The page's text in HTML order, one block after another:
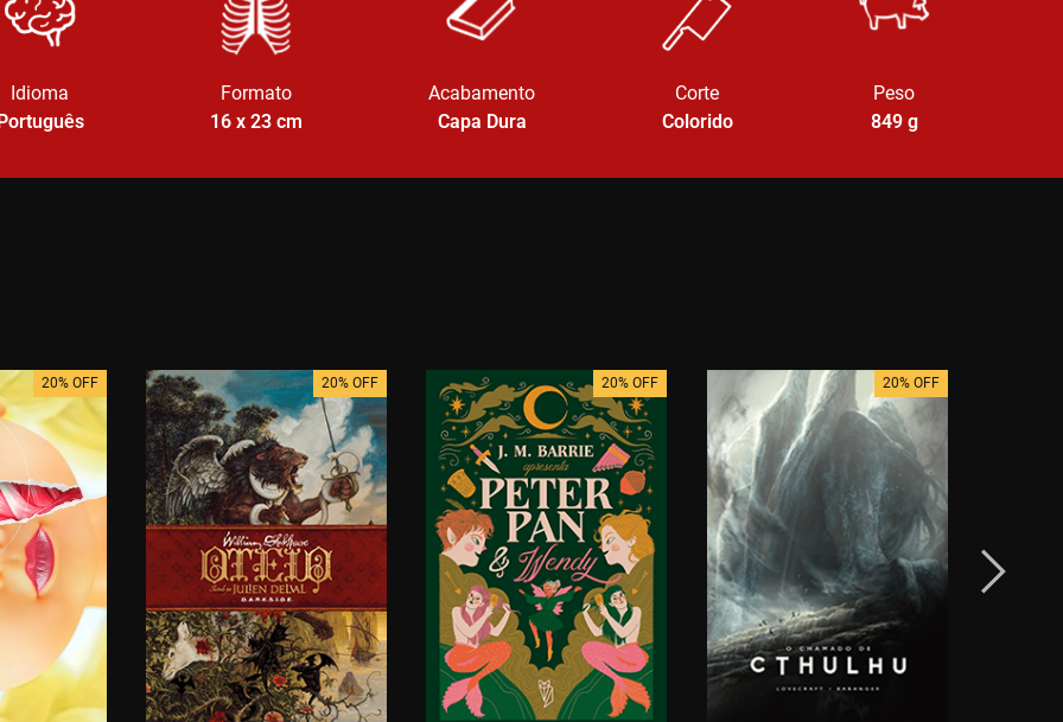
Idioma
Formato
16 x 23cm
Acabamento
Capa Dura
Corte
Colorido
Peso
849g
20% OFF 20% OFF 20% OFF 20% OFF